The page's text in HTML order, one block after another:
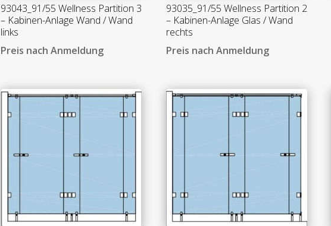
93043_91/55 Wellness Partition 3
– Kabinen-Anlage Wand / Wand
links
Preis nach Anmeldung
93035_91/55 Wellness Partition 2
– Kabinen-Anlage Glas / Wand
rechts
Preis nach Anmeldung